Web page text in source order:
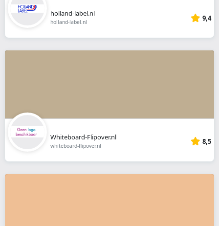
holland-label.nl
holland-label.nl 9,4
Whiteboard-Flipover.nl
whiteboard-flipover.nl 8,5